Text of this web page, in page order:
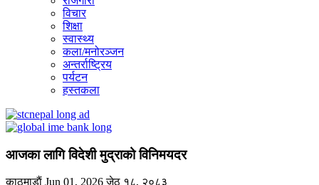
विचार
शिक्षा
स्वास्थ्य
कला/मनोरञ्जन
अन्तर्राष्ट्रिय
पर्यटन
हस्तकला
आजका लागि विदेशी मुद्राको विनिमयदर
काठमाडाैं Jun 01, 2026जेठ १८, २०८३